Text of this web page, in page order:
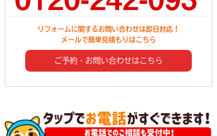
リフォームに関するお問い合わせは即日対応！
メールで簡単見積もりはこちら
ご予約・お問い合わせはこちら